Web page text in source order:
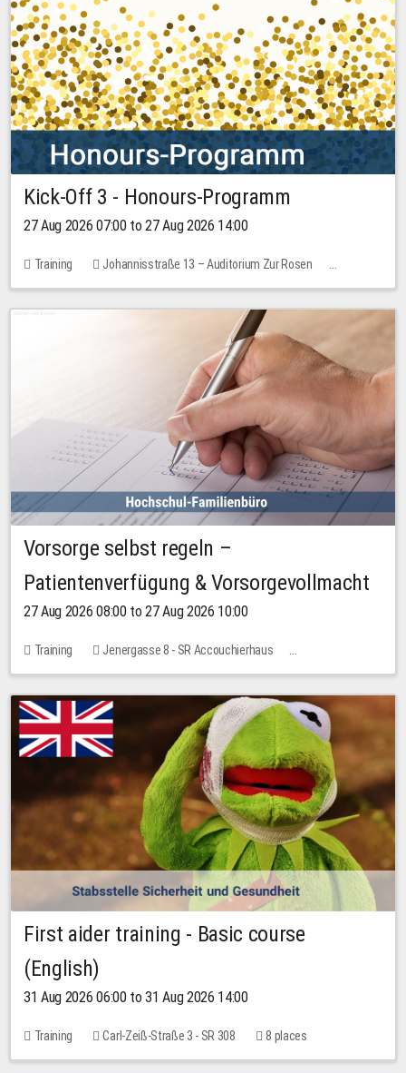
Kick-Off 3 - Honours-Programm
27 Aug 2026 07:00 to 27 Aug 2026 14:00
Training
Johannisstraße 13 – Auditorium Zur Rosen
11 places
Vorsorge selbst regeln –
Patientenverfügung & Vorsorgevollmacht
27 Aug 2026 08:00 to 27 Aug 2026 10:00
Training
Jenergasse 8 - SR Accouchierhaus
No free places
First aider training - Basic course
(English)
31 Aug 2026 06:00 to 31 Aug 2026 14:00
Training Carl-Zeiß-Straße 3 - SR 308 8 places